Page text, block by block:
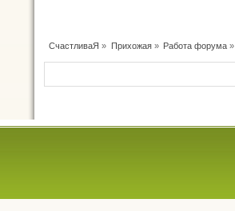
СчастливаЯ » Прихожая» Работа форума»